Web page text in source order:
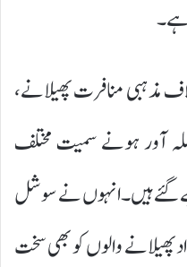
ہے۔
مذہبی منافرت پھیلانے،
آور ہونے سمیت مختلف
ہیں۔ انہوں نے سوشل
پھیلانے والوں کو بھی سخت